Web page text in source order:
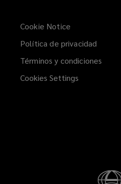
Cookie Notice
Política de privacidad
Términos y condiciones
Cookies Settings